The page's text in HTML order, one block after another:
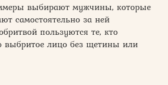
выбирают мужчины, которые
самостоятельно за ней
пользуются те, кто
выбритое лицо без щетины или